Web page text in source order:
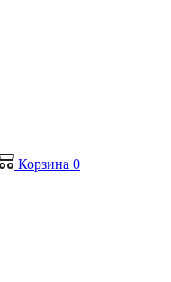
Корзина 0